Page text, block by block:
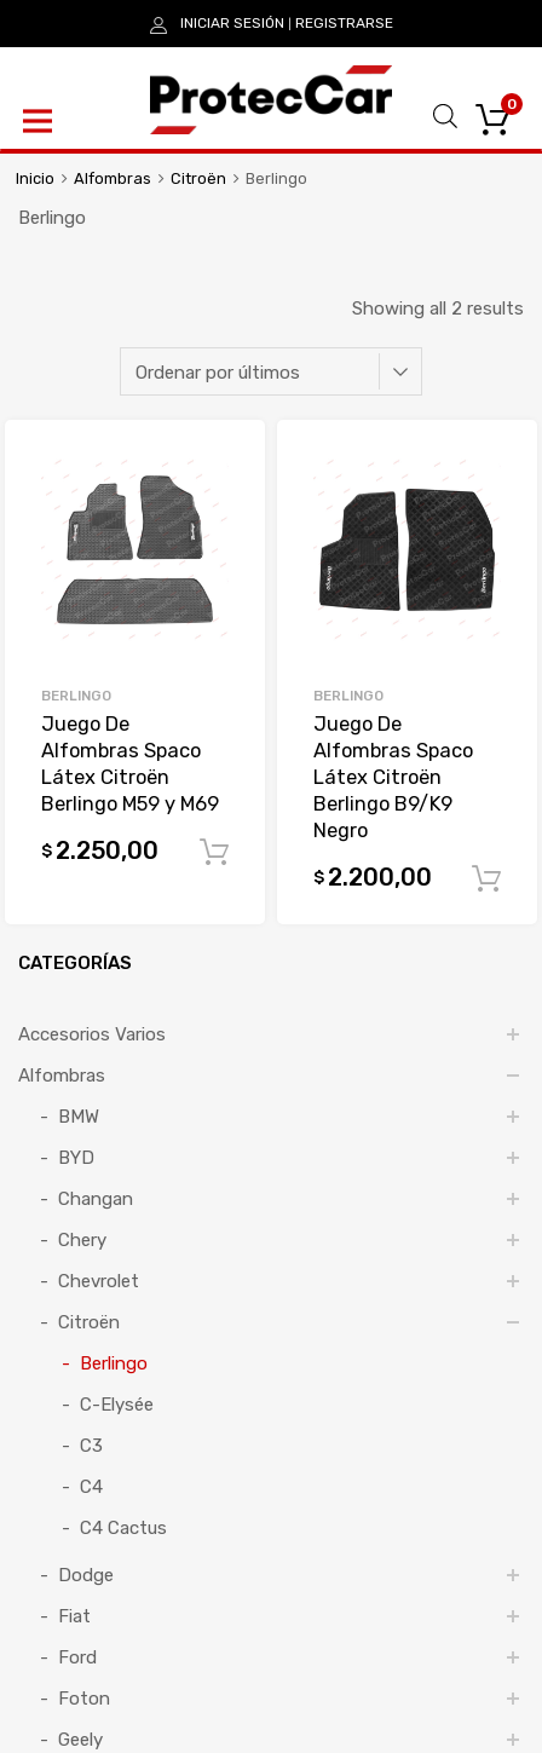
INICIAR SESIÓN REGISTRARSE
0
Inicio Alfombras Citroën Berlingo
Berlingo
Showing all 2 results
BERLINGO
Juego De
Alfombras Spaco
Látex Citroën
Berlingo M59 y M69
$ 2.250,00
BERLINGO
Juego De
Alfombras Spaco
Látex Citroën
Berlingo B9/K9
Negro
$ 2.200,00
CATEGORÍAS
Accesorios Varios
Alfombras
BMW
BYD
Changan
Chery
Chevrolet
Citroën
Berlingo
C-Elysée
C3
C4
C4 Cactus
Dodge
Fiat
Ford
Foton
Geely